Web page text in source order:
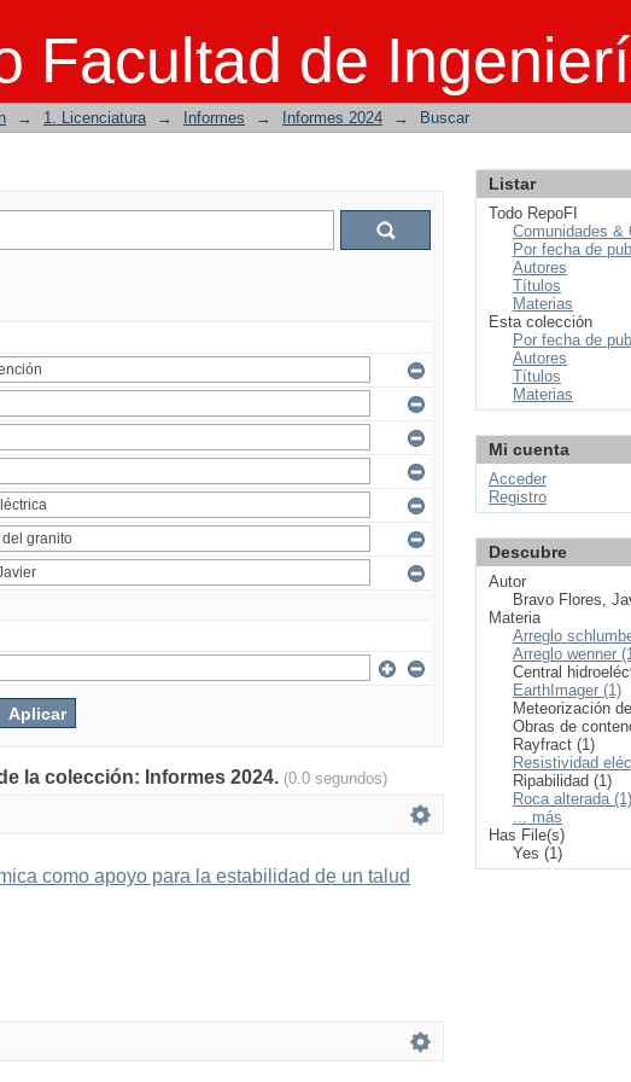
Facultad de
→ 1. Licenciatura → Informes → Informes 2024 → Buscar
la colección: Informes 2024. (0.0 segundos)
como apoyo para la estabilidad de un talud
Listar
Todo RepoFI
Comunidades &
Por fecha de
Autores
Títulos
Materias
Esta colección
Por fecha de
Autores
Títulos
Materias
Mi cuenta
Acceder
Registro
Descubre
Autor
Bravo Flores,
Materia
Arreglo
Arreglo wenner
Central
EarthImager (1)
Meteorización
Obras de
Rayfract (1)
Resistividad
Ripabilidad (1)
Roca alterada (1)
... más
Has File(s)
Yes (1)